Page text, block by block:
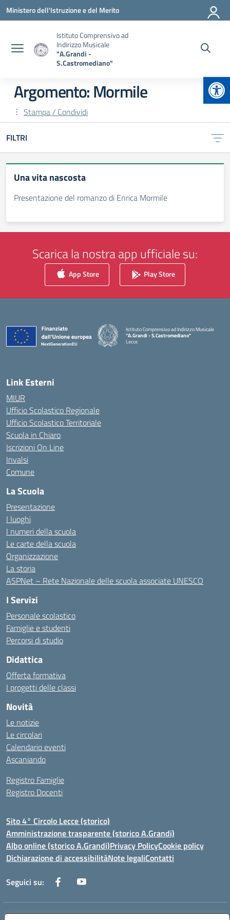
Vai ai contenuti
Vai al menu di navigazione
Vai al footer
Ministero dell'Istruzione e del Merito
Istituto Comprensivo ad
Indirizzo Musicale
"A.Grandi -
S.Castromediano"
Argomento: Mormile
Stampa / Condividi
FILTRI
Una vita nascosta
Presentazione del romanzo di Enrica Mormile
Scarica la nostra app ufficiale su:
App Store Play Store
Istituto Comprensivo ad Indirizzo Musicale
"A.Grandi - S.Castromediano"
Lecce
Link Esterni
MIUR
Ufficio Scolastico Regionale
Ufficio Scolastico Territoriale
Scuola in Chiaro
Iscrizioni On Line
Invalsi
Comune
La Scuola
Presentazione
I luoghi
I numeri della scuola
Le carte della scuola
Organizzazione
La storia
ASPNet – Rete Nazionale delle scuola associate UNESCO
I Servizi
Personale scolastico
Famiglie e studenti
Percorsi di studio
Didattica
Offerta formativa
I progetti delle classi
Novità
Le notizie
Le circolari
Calendario eventi
Ascaniando
Registro Famiglie
Registro Docenti
Sito 4° Circolo Lecce (storico)
Amministrazione trasparente (storico A.Grandi)
Albo online (storico A.Grandi)Privacy PolicyCookie policy
Dichiarazione di accessibilitàNote legaliContatti
Seguici su:
Indirizzo: